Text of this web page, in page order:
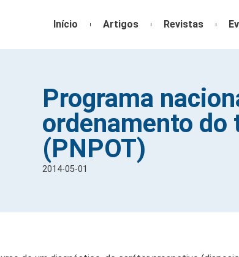
Início Artigos Revistas
Programa
ordenamento
(PNPOT)
2014-05-01